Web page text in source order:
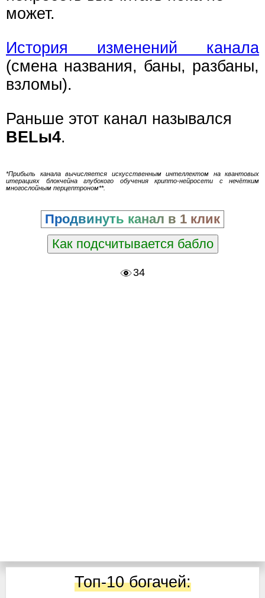
может.
История изменений канала
(смена названия, баны, разбаны,
взломы).
Раньше этот канал назывался
BELы4.
*Прибыль канала вычисляется искусственным интеллектом на квантовых
итерациях блокчейна глубокого обучения крипто-нейросети с нечётким
многослойным перцептроном**.
Продвинуть канал в 1 клик
Как подсчитывается бабло
34
Топ-10 богачей: